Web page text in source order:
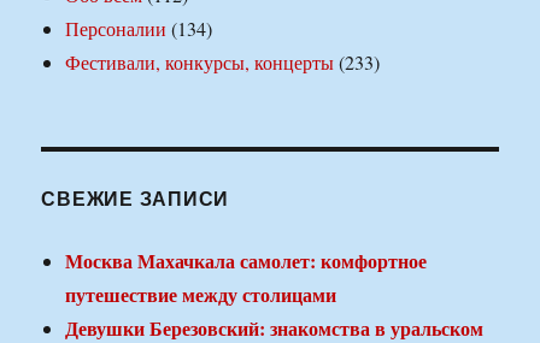
Персоналии (134)
Фестивали, конкурсы, концерты(233)
СВЕЖИЕ ЗАПИСИ
Москва Махачкала самолет: комфортное
путешествие между столицами
Девушки Березовский: знакомства в уральском